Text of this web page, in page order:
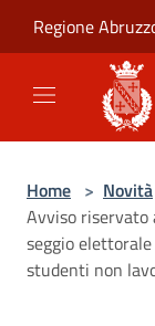
Regione
Home > Novità
Avviso riservato
seggio
studenti non